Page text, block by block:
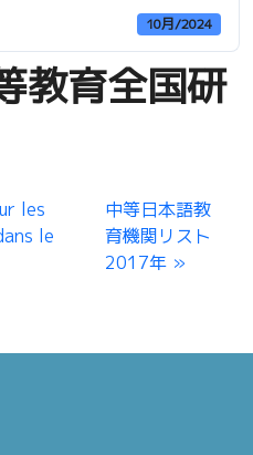
10月/2024
教育全国研
les
le
中等日本語教
育機関リスト
2017年